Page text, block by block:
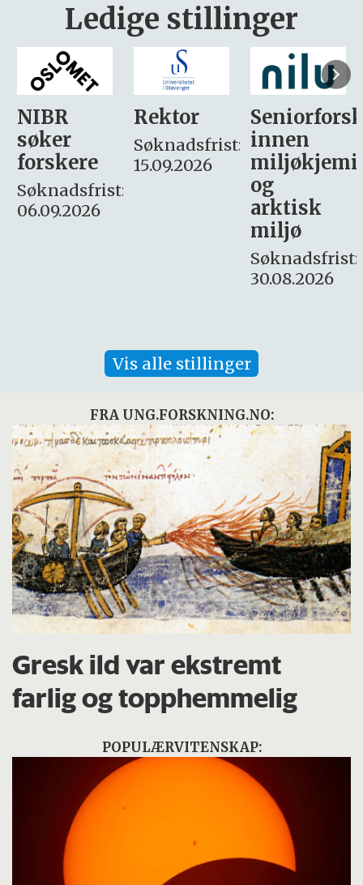
Ledige stillinger
Rektor
Søknadsfrist:
15.09.2026
Seniorforsker
innen
miljøkjemi
søker
– fast
Søknadsfrist:
16. august.
Vis alle stillinger
FRA UNG.FORSKNING.NO:
Gresk ild var ekstremt
farlig og topphemmelig
POPULÆRVITENSKAP: